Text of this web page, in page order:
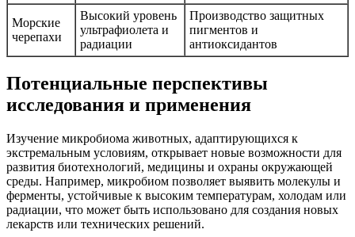
Морские
черепахи
Высокий уровень
ультрафиолета и
радиации
Производство защитных
пигментов и
антиоксидантов
Потенциальные перспективы
исследования и применения
Изучение микробиома животных, адаптирующихся к
экстремальным условиям, открывает новые возможности для
развития биотехнологий, медицины и охраны окружающей
среды. Например, микробиом позволяет выявить молекулы и
ферменты, устойчивые к высоким температурам, холодам или
радиации, что может быть использовано для создания новых
лекарств или технических решений.